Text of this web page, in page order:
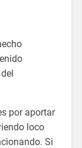
por aportar
loco
Si